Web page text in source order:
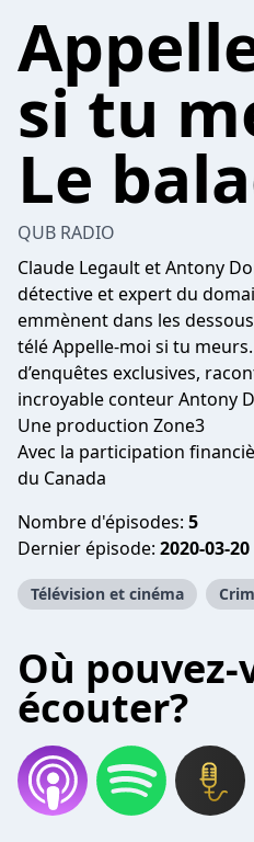
si tu
Le
QUB RADIO
Claude Legault et Antony
détective et expert du
emmènent dans les
télé Appelle-moi si tu
d’enquêtes exclusives,
incroyable conteur Antony
Une production Zone3
Avec la participation
du Canada
Nombre d'épisodes: 5
Dernier épisode: 2020-03-20
Télévision et cinéma
Où pouvez-
écouter?